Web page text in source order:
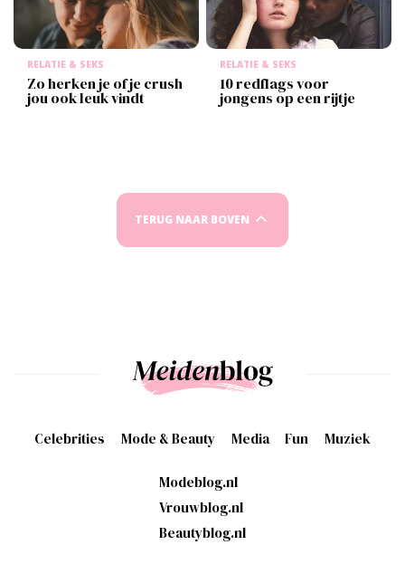
RELATIE & SEKS
Zo herken je of je crush
jou ook leuk vindt
RELATIE & SEKS
10 redflags voor
jongens op een rijtje
TERUG NAAR BOVEN
Celebrities Mode & Beauty Media Fun Muziek
Modeblog.nl
Vrouwblog.nl
Beautyblog.nl